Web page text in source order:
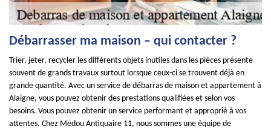
Débarrasser ma maison – qui contacter ?
Trier, jeter, recycler les différents objets inutiles dans les pièces présente
souvent de grands travaux surtout lorsque ceux-ci se trouvent déjà en
grande quantité. Avec un service de débarras de maison et appartement à
Alaigne, vous pouvez obtenir des prestations qualifiées et selon vos
besoins. Vous pouvez obtenir un service performant et approprié à vos
attentes. Chez Medou Antiquaire 11, nous sommes une équipe de